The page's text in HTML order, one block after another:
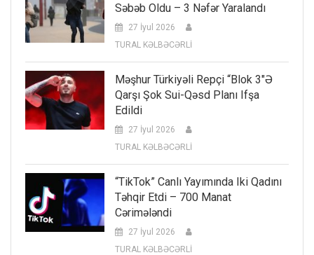
Səbəb Oldu – 3 Nəfər Yaralandı
27 İyul 2026
TURAL KƏLBƏCƏRLİ
Məşhur Türkiyəli Repçi “Blok 3″ə
Qarşı Şok Sui-Qəsd Planı Ifşa
Edildi
27 İyul 2026
TURAL KƏLBƏCƏRLİ
“TikTok” Canlı Yayımında Iki Qadını
Təhqir Etdi – 700 Manat
Cərimələndi
27 İyul 2026
TURAL KƏLBƏCƏRLİ